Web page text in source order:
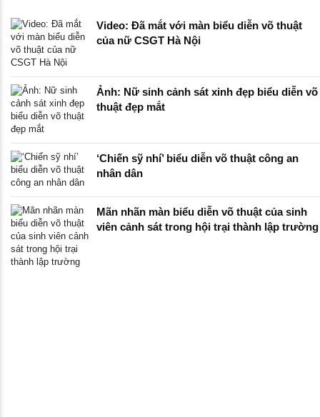
Video: Đã mắt với màn biểu diễn võ thuật
của nữ CSGT Hà Nội
Ảnh: Nữ sinh cảnh sát xinh đẹp biểu diễn võ
thuật đẹp mắt
‘Chiến sỹ nhí’ biểu diễn võ thuật công an
nhân dân
Mãn nhãn màn biểu diễn võ thuật của sinh
viên cảnh sát trong hội trại thành lập trường